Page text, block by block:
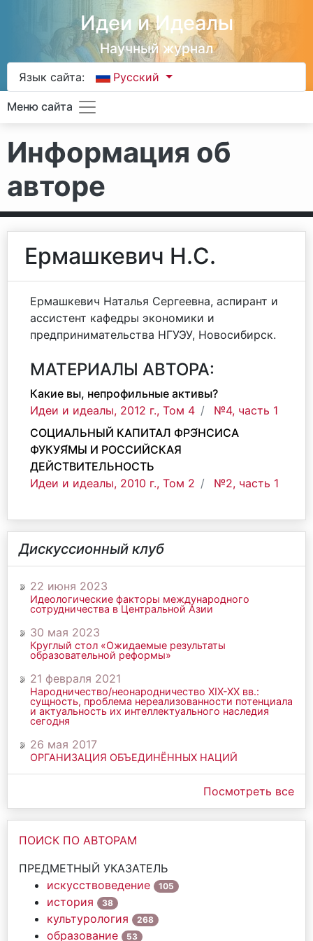
Идеи и Идеалы
Научный журнал
Язык сайта: Русский
Меню сайта
Информация об
авторе
Ермашкевич Н.С.
Ермашкевич Наталья Сергеевна, аспирант и
ассистент кафедры экономики и
предпринимательства НГУЭУ, Новосибирск.
МАТЕРИАЛЫ АВТОРА:
Какие вы, непрофильные активы?
Идеи и идеалы, 2012 г., Том 4
№4, часть 1
СОЦИАЛЬНЫЙ КАПИТАЛ ФРЭ́НСИСА
ФУКУЯ́МЫ И РОССИЙСКАЯ
ДЕЙСТВИТЕЛЬНОСТЬ
Идеи и идеалы, 2010 г., Том 2
№2, часть 1
Дискуссионный клуб
22 июня 2023
Идеологические факторы международного
сотрудничества в Центральной Азии
30 мая 2023
Круглый стол «Ожидаемые результаты
образовательной реформы»
21 февраля 2021
Народничество/неонародничество ХIХ-ХХ вв.:
сущность, проблема нереализованности потенциала
и актуальность их интеллектуального наследия
сегодня
26 мая 2017
ОРГАНИЗАЦИЯ ОБЪЕДИНЁННЫХ НАЦИЙ
Посмотреть все
ПОИСК ПО АВТОРАМ
ПРЕДМЕТНЫЙ УКАЗАТЕЛЬ
искусствоведение
105
история 38
культурология 268
образование 53